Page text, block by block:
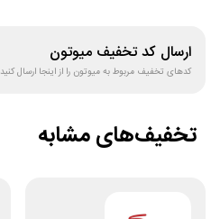
ارسال کد تخفیف میوتون
کدهای تخفیف مربوط بهمیوتون را از اینجا ارسال کنید
تخفیف‌های مشابه